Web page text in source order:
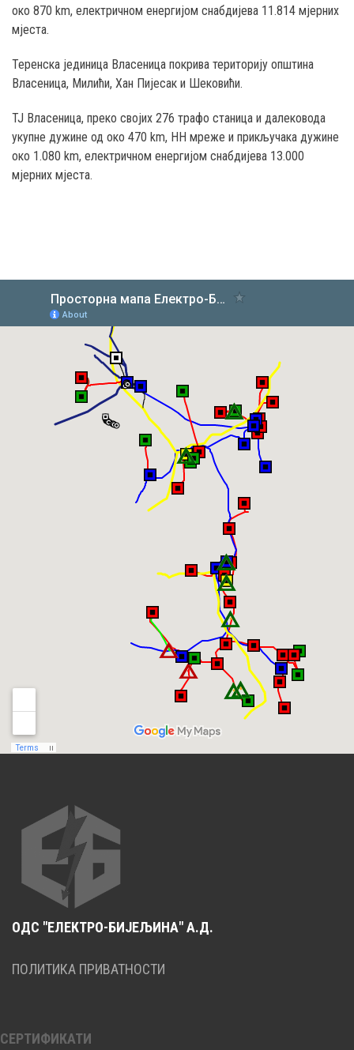
око 870 km, електричном енергијом снабдијева 11.814 мјерних
мјеста.
Теренска јединица Власеница покрива територију општина
Власеница, Милићи, Хан Пијесак и Шековићи.
ТЈ Власеница, преко својих 276 трафо станица и далековода
укупне дужине од око 470 km, НН мреже и прикључака дужине
око 1.080 km, електричном енергијом снабдијева 13.000
мјерних мјеста.
ОДС "ЕЛЕКТРО-БИЈЕЉИНА" А.Д.
ПОЛИТИКА ПРИВАТНОСТИ
СЕРТИФИКАТИ